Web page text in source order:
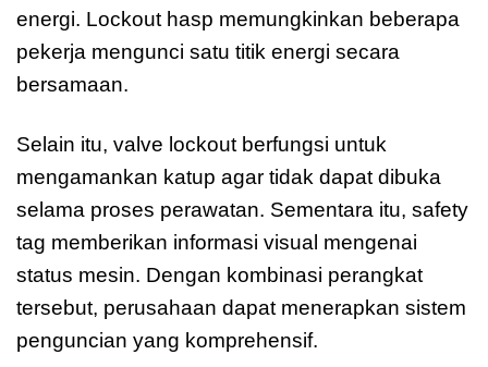
energi. Lockout hasp memungkinkan beberapa
pekerja mengunci satu titik energi secara
bersamaan.
Selain itu, valve lockout berfungsi untuk
mengamankan katup agar tidak dapat dibuka
selama proses perawatan. Sementara itu, safety
tag memberikan informasi visual mengenai
status mesin. Dengan kombinasi perangkat
tersebut, perusahaan dapat menerapkan sistem
penguncian yang komprehensif.